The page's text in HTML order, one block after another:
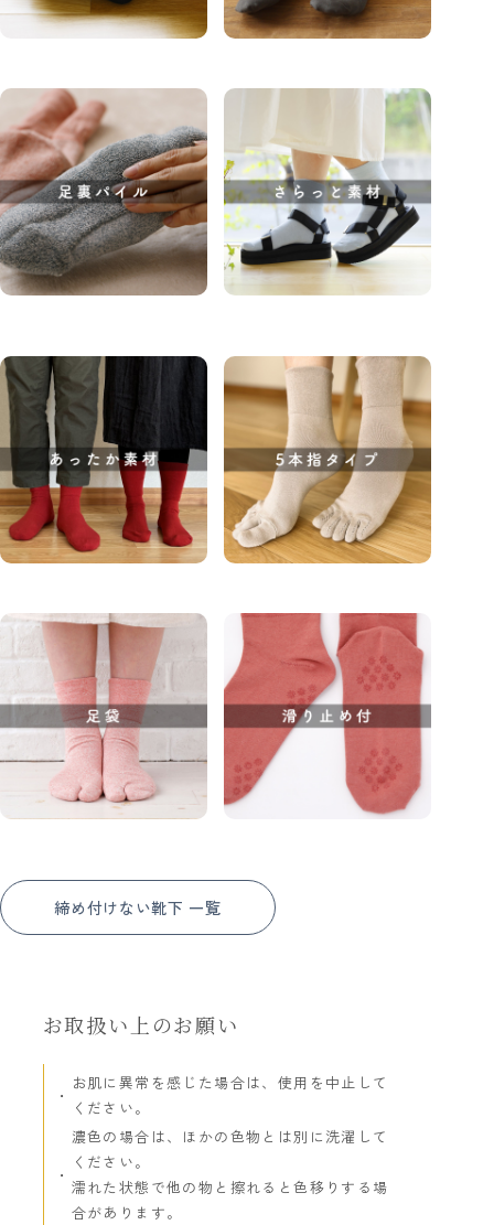
締め付けない靴下 一覧
お取扱い上のお願い
お肌に異常を感じた場合は、使用を中止して
ください。
濃色の場合は、ほかの色物とは別に洗濯して
ください。
濡れた状態で他の物と擦れると色移りする場
合があります。